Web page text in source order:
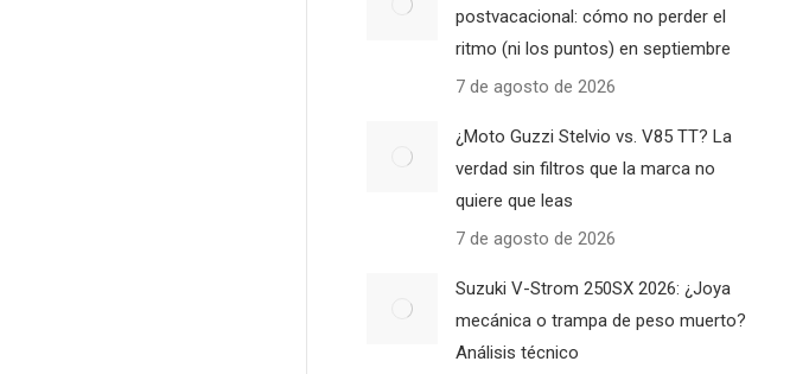
postvacacional: cómo no perder el
ritmo (ni los puntos) en septiembre
7 de agosto de 2026
¿Moto Guzzi Stelvio vs. V85 TT? La
verdad sin filtros que la marca no
quiere que leas
7 de agosto de 2026
Suzuki V-Strom 250SX 2026: ¿Joya
mecánica o trampa de peso muerto?
Análisis técnico